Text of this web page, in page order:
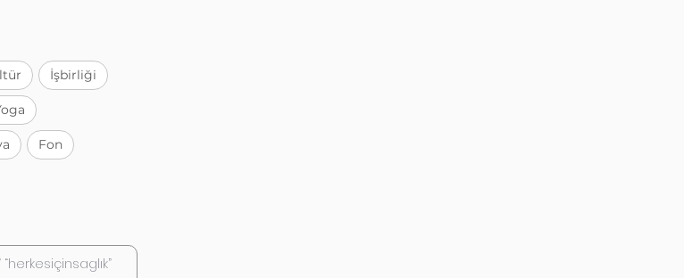
İşbirliği
Fon